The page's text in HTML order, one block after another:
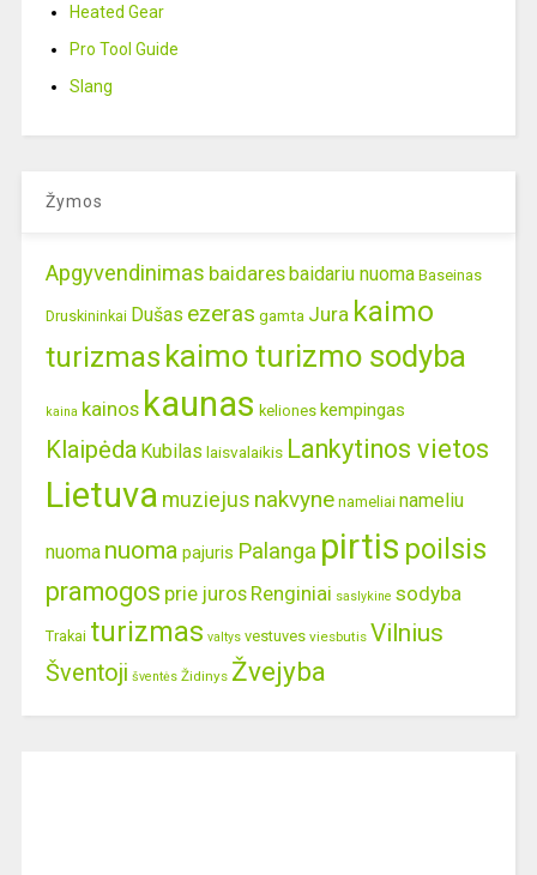
Heated Gear
Pro Tool Guide
Slang
Žymos
Apgyvendinimas baidaresbaidariu nuoma Baseinas
Druskininkai Dušas ezeras gamta Jura kaimo
turizmas kaimo turizmo sodyba
kaina kainos kaunas keliones kempingas
Klaipėda Kubilas laisvalaikis Lankytinos vietos
Lietuva muziejus nakvyne nameliai nameliu
nuoma nuoma pajuris Palanga pirtis poilsis
pramogos prie juros Renginiai saslykine sodyba
Trakai turizmas valtys vestuves viesbutis Vilnius
Šventoji šventės Židinys Žvejyba